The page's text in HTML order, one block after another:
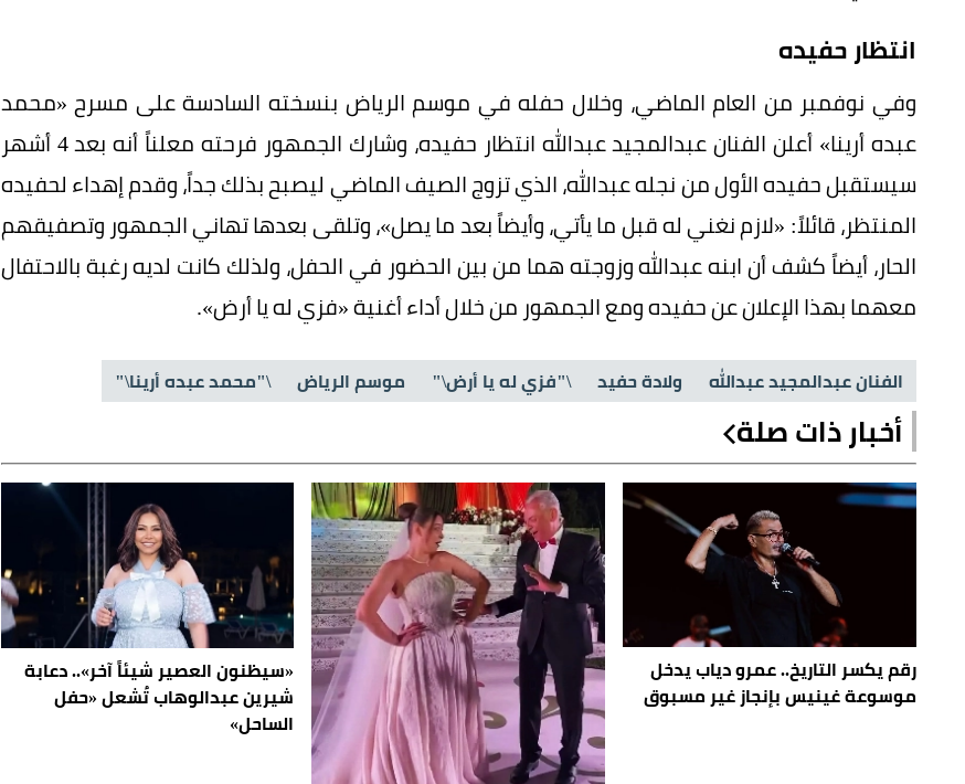
انتظار حفيده
وفي نوفمبر من العام الماضي، وخلال حفله في موسم الرياض بنسخته السادسة على مسرح «محمد
عبده أرينا» أعلن الفنان عبدالمجيد عبدالله انتظار حفيده، وشارك الجمهور فرحته معلناً أنه بعد 4 أشهر
سيستقبل حفيده الأول من نجله عبدالله، الذي تزوج الصيف الماضي ليصبح بذلك جداً، وقدم إهداء لحفيده
المنتظر، قائلاً: «لازم نغني له قبل ما يأتي، وأيضاً بعد ما يصل»، وتلقى بعدها تهاني الجمهور وتصفيقهم
الحار، أيضاً كشف أن ابنه عبدالله وزوجته هما من بين الحضور في الحفل، ولذلك كانت لديه رغبة بالاحتفال
معهما بهذا الإعلان عن حفيده ومع الجمهور من خلال أداء أغنية «فزي له يا أرض».
الفنان عبدالمجيد عبدالله ولادة حفيد \"فزي له يا أرض\" موسم الرياض \"محمد عبده أرينا\"
أخبار ذات صلة
رقم يكسر التاريخ.. عمرو دياب يدخل
موسوعة غينيس بإنجاز غير مسبوق
«سيظنون العصير شيئاً آخر».. دعابة
شيرين عبدالوهاب تُشعل «حفل
الساحل»